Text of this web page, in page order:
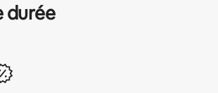
durée